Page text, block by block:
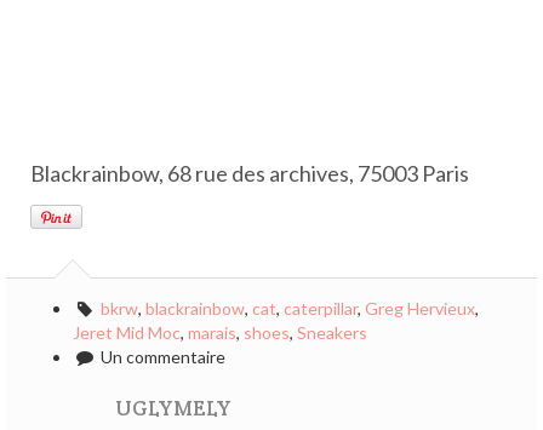
Blackrainbow, 68 rue des archives, 75003 Paris
bkrw, blackrainbow, cat, caterpillar, Greg Hervieux,
Jeret Mid Moc, marais, shoes, Sneakers
Un commentaire
UGLYMELY